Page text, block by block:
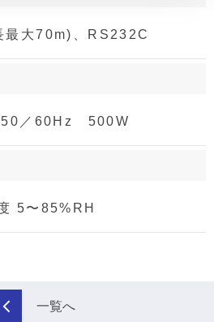
最大70m)、RS232C
／60Hz 500W
5〜85%RH
一覧へ